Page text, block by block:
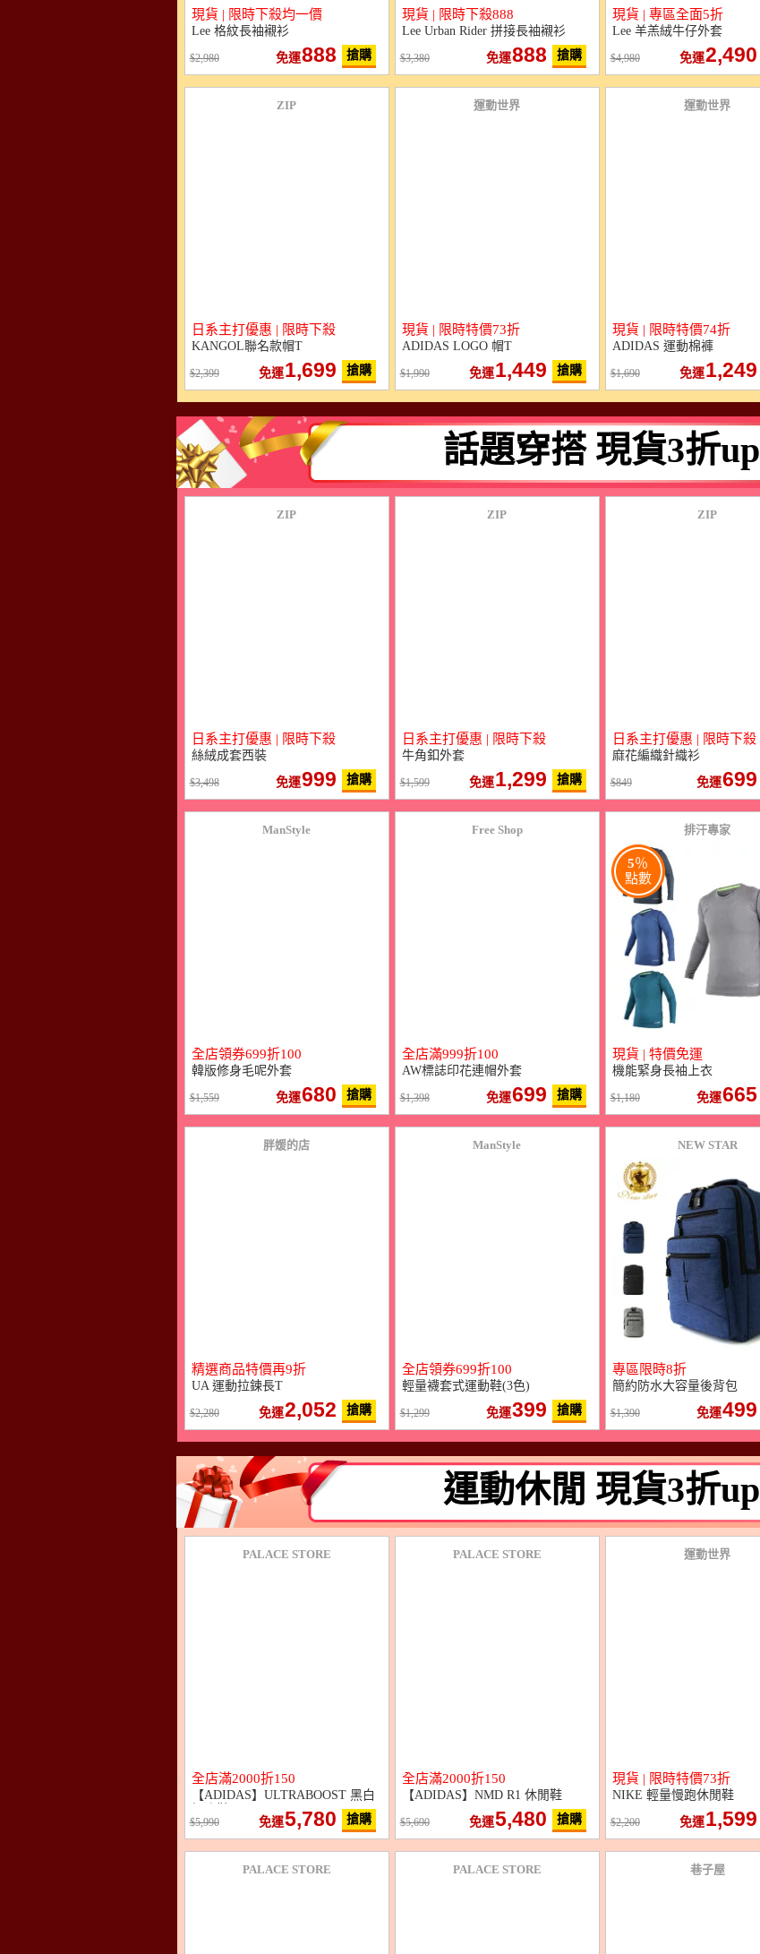
現貨 | 限時下殺均一價
Lee 格紋長袖襯衫
2,980 免運888 搶購
現貨 | 限時下殺888
Lee Urban Rider 拼接長袖襯衫
3,380 免運888 搶購
現貨 | 專區全面5折
Lee 羊羔絨牛仔外套
4,980 免運2,490
ZIP
日系主打優惠 | 限時下殺
KANGOL聯名款帽T
2,399 免運1,699 搶購
運動世界
現貨 | 限時特價73折
ADIDAS LOGO 帽T
1,990 免運1,449 搶購
運動世界
現貨 | 限時特價74折
ADIDAS 運動棉褲
1,690 免運1,249
話題穿搭 現貨3折up
ZIP
日系主打優惠 | 限時下殺
絲絨成套西裝
3,498 免運999 搶購
ZIP
日系主打優惠 | 限時下殺
牛角釦外套
1,599 免運1,299 搶購
ZIP
日系主打優惠 | 限時下殺
麻花編織針織衫
849 免運699
ManStyle
全店領券699折100
韓版修身毛呢外套
1,559 免運680 搶購
Free Shop
全店滿999折100
AW標誌印花連帽外套
1,398 免運699 搶購
排汗專家
5％
點數
現貨 | 特價免運
機能緊身長袖上衣
1,180 免運665
胖媛的店
精選商品特價再9折
UA 運動拉鍊長T
2,280 免運2,052 搶購
ManStyle
全店領券699折100
輕量襪套式運動鞋(3色)
1,299 免運399 搶購
NEW STAR
專區限時8折
簡約防水大容量後背包
1,390 免運499
運動休閒 現貨3折up
PALACE STORE
全店滿2000折150
【ADIDAS】ULTRABOOST 黑白
5,990 免運5,780 搶購
PALACE STORE
全店滿2000折150
【ADIDAS】NMD R1 休閒鞋
5,690 免運5,480 搶購
運動世界
現貨 | 限時特價73折
NIKE 輕量慢跑休閒鞋
2,200 免運1,599
PALACE STORE PALACE STORE 巷子屋